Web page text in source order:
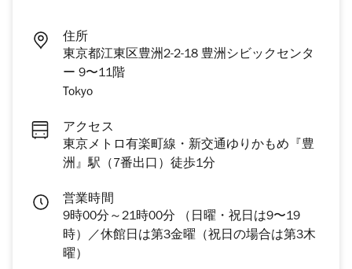
住所
東京都江東区豊洲2-2-18 豊洲シビックセンタ
ー 9〜11階
Tokyo
アクセス
東京メトロ有楽町線・新交通ゆりかもめ『豊
洲』駅（7番出口）徒歩1分
営業時間
9時00分～21時00分 （日曜・祝日は9〜19
時）／休館日は第3金曜（祝日の場合は第3木
曜）